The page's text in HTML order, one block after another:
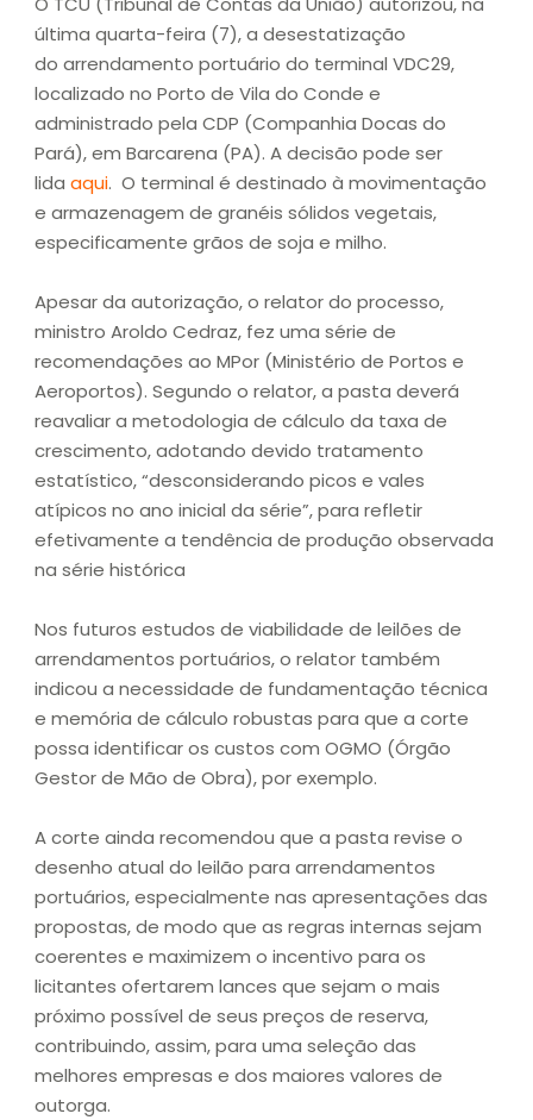
última quarta-feira (7), a desestatização
do arrendamento portuário do terminal VDC29,
localizado no Porto de Vila do Conde e
administrado pela CDP (Companhia Docas do
Pará), em Barcarena (PA). A decisão pode ser
lida aqui. O terminal é destinado à movimentação
e armazenagem de granéis sólidos vegetais,
especificamente grãos de soja e milho.
Apesar da autorização, o relator do processo,
ministro Aroldo Cedraz, fez uma série de
recomendações ao MPor (Ministério de Portos e
Aeroportos). Segundo o relator, a pasta deverá
reavaliar a metodologia de cálculo da taxa de
crescimento, adotando devido tratamento
estatístico, “desconsiderando picos e vales
atípicos no ano inicial da série”, para refletir
efetivamente a tendência de produção observada
na série histórica
Nos futuros estudos de viabilidade de leilões de
arrendamentos portuários, o relator também
indicou a necessidade de fundamentação técnica
e memória de cálculo robustas para que a corte
possa identificar os custos com OGMO (Órgão
Gestor de Mão de Obra), por exemplo.
A corte ainda recomendou que a pasta revise o
desenho atual do leilão para arrendamentos
portuários, especialmente nas apresentações das
propostas, de modo que as regras internas sejam
coerentes e maximizem o incentivo para os
licitantes ofertarem lances que sejam o mais
próximo possível de seus preços de reserva,
contribuindo, assim, para uma seleção das
melhores empresas e dos maiores valores de
outorga.